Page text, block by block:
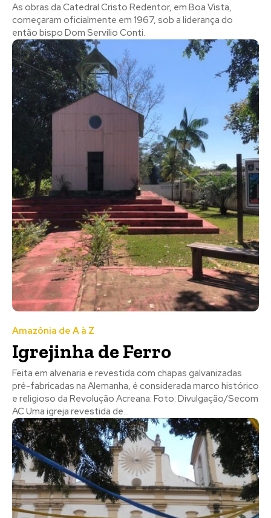
As obras da Catedral Cristo Redentor, em Boa Vista,
começaram oficialmente em 1967, sob a liderança do
então bispo Dom Servílio Conti.
Amazônia de A à Z
Igrejinha de Ferro
Feita em alvenaria e revestida com chapas galvanizadas
pré-fabricadas na Alemanha, é considerada marco histórico
e religioso da Revolução Acreana. Foto: Divulgação/Secom
AC Uma igreja revestida de...